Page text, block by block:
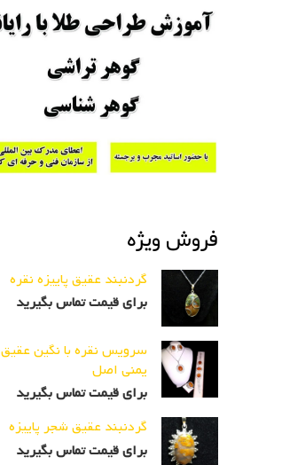
فروش ویژه
گردنبند عقیق پاییزه نقره
برای قیمت تماس بگیرید
سرویس نقره با نگین عقیق
یمنی اصل
برای قیمت تماس بگیرید
گردنبند عقیق شجر پاییزه
برای قیمت تماس بگیرید